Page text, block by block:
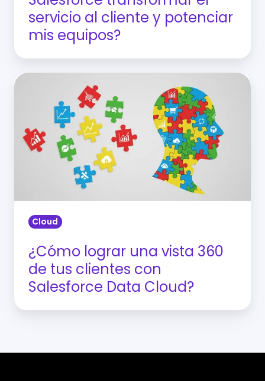
mis
equipos?
servicio al cliente y potenciar
mis equipos?
¿Cómo
vista
360
con
Salesforce
Data
Cloud?
Cloud
¿Cómo lograr una vista 360
de tus clientes con
Salesforce Data Cloud?